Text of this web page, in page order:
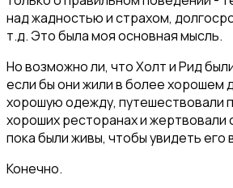
над жадностью и страхом,
т.д. Это была моя основная мысль.
Но возможно ли, что Холт и Рид
если бы они жили в более хорошем
хорошую одежду, путешествовали
хороших ресторанах и жертвовали
пока были живы, чтобы увидеть его
Конечно.